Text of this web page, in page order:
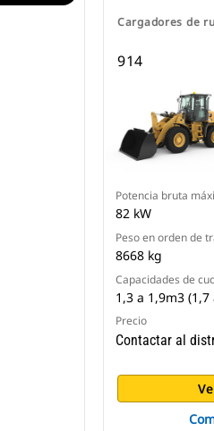
Cargadores de
914
Potencia bruta
82 kW
Peso en orden de
8668 kg
Capacidades de
1,3 a 1,9m3 (1,7
Precio
Contactar al